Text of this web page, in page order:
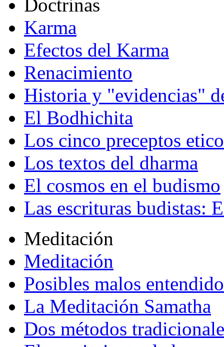
Doctrinas
Karma
Efectos del Karma
Renacimiento
Historia y "evidencias"
El Bodhichita
Los cinco preceptos
Los textos del dharma
El cosmos en el budismo
Las escrituras budistas:
Meditación
Meditación
Posibles malos
La Meditación Samatha
Dos métodos